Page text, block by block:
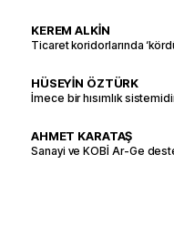
KEREM ALKİN
Ticaret koridorlarında
HÜSEYİN ÖZTÜRK
İmece bir hısımlık
AHMET KARATAŞ